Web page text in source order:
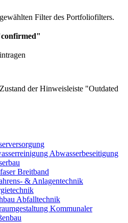
Filter des Portfoliofilters.
der Hinweisleiste "Outdated
Abwasserbeseitigung
Breitband
& Anlagentechnik
Abfalltechnik
Kommunaler